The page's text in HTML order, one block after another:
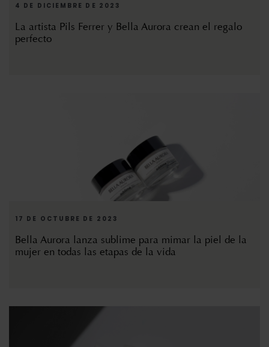
4 DE DICIEMBRE DE 2023
La artista Pils Ferrer y Bella Aurora crean el regalo
perfecto
17 DE OCTUBRE DE 2023
Bella Aurora lanza sublime para mimar la piel de la
mujer en todas las etapas de la vida